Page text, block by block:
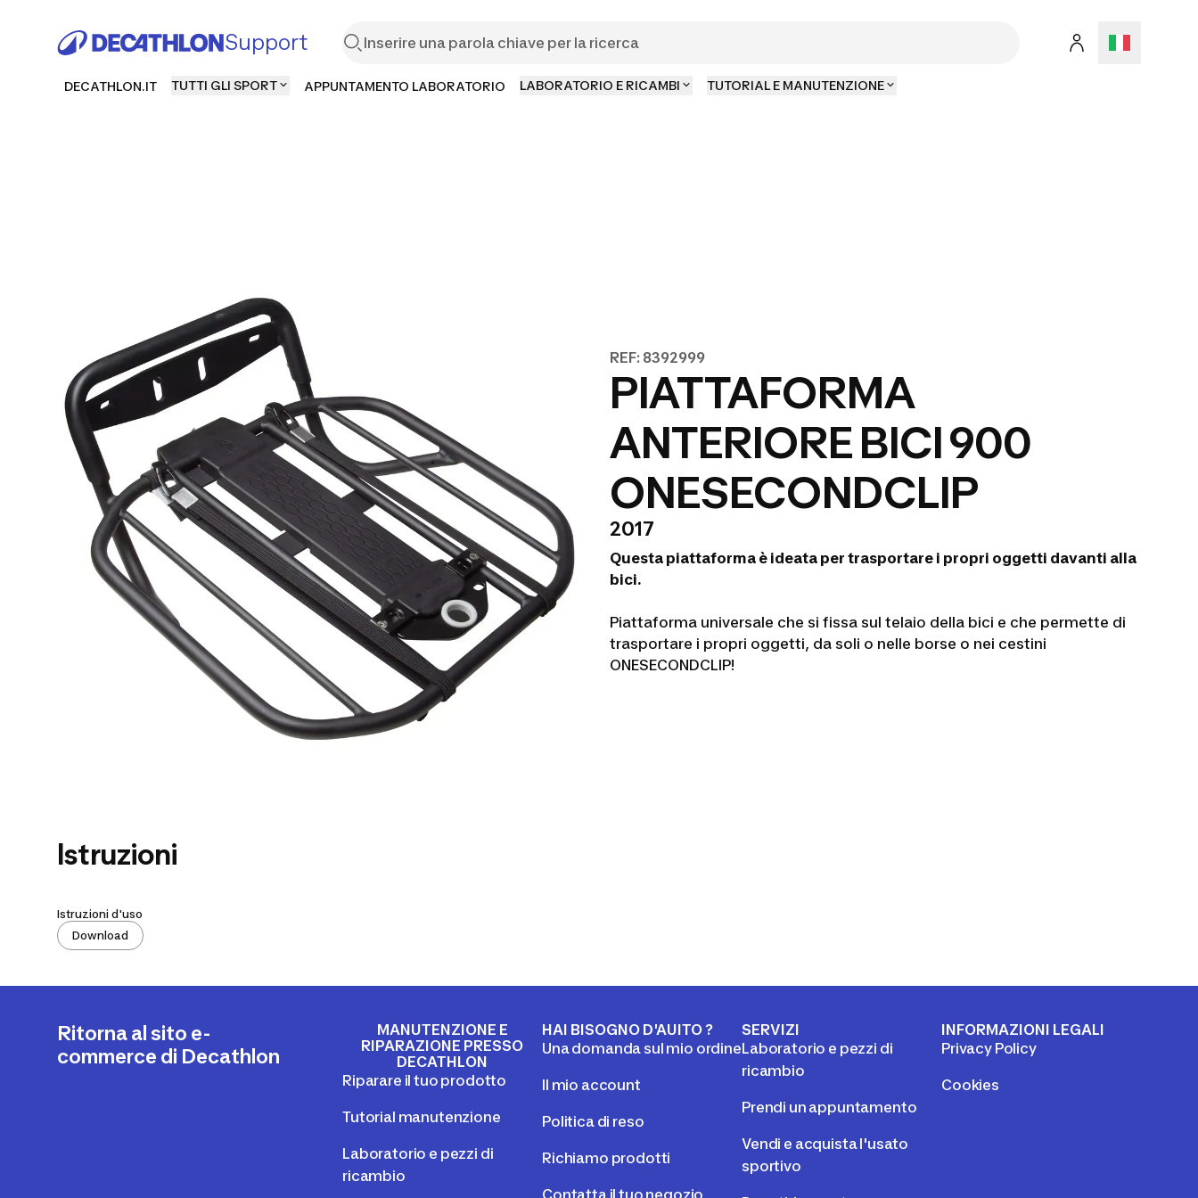
Support
DECATHLON.IT TUTTI GLI SPORT APPUNTAMENTO LABORATORIO LABORATORIO E RICAMBI TUTORIAL E MANUTENZIONE
REF: 8392999
PIATTAFORMA
ANTERIORE BICI 900
ONESECONDCLIP
2017
Questa piattaforma è ideata per trasportare i propri oggetti davanti alla
bici.
Piattaforma universale che si fissa sul telaio della bici e che permette di
trasportare i propri oggetti, da soli o nelle borse o nei cestini
ONESECONDCLIP!
Istruzioni
Istruzioni d'uso
Download
Ritorna al sito e-
commerce di Decathlon
MANUTENZIONE E
RIPARAZIONE PRESSO
DECATHLON
Riparare il tuo prodotto
Tutorial manutenzione
Laboratorio e pezzi di
ricambio
HAI BISOGNO D'AUITO ?
Una domanda sul mio ordine
Il mio account
Politica di reso
Richiamo prodotti
Contatta il tuo negozio
SERVIZI
Laboratorio e pezzi di
ricambio
Prendi un appuntamento
Vendi e acquista l'usato
sportivo
INFORMAZIONI LEGALI
Privacy Policy
Cookies